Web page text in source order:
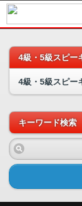
4級・5級スピー
キーワード検索